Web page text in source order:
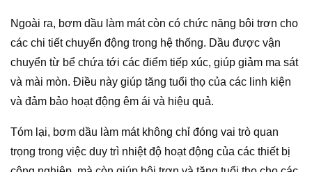
Ngoài ra, bơm dầu làm mát còn có chức năng bôi trơn cho
các chi tiết chuyển động trong hệ thống. Dầu được vận
chuyển từ bể chứa tới các điểm tiếp xúc, giúp giảm ma sát
và mài mòn. Điều này giúp tăng tuổi thọ của các linh kiện
và đảm bảo hoạt động êm ái và hiệu quả.
Tóm lại, bơm dầu làm mát không chỉ đóng vai trò quan
trọng trong việc duy trì nhiệt độ hoạt động của các thiết bị